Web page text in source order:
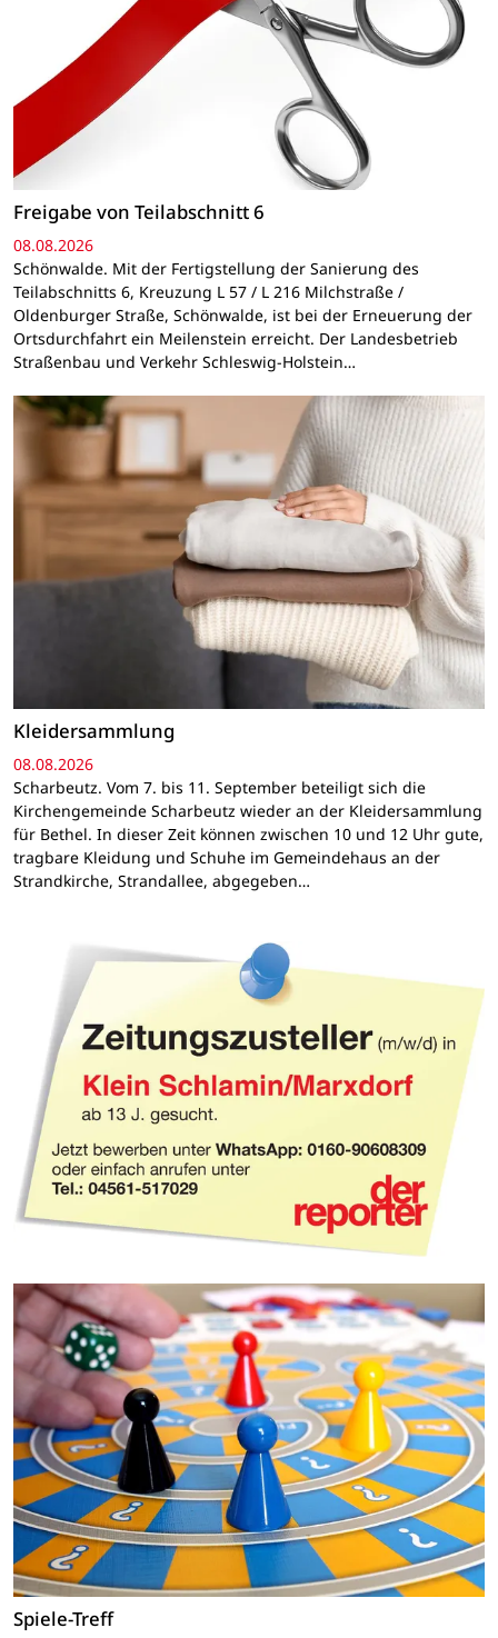
Freigabe von Teilabschnitt 6
08.08.2026
Schönwalde. Mit der Fertigstellung der Sanierung des
Teilabschnitts 6, Kreuzung L 57 / L 216 Milchstraße /
Oldenburger Straße, Schönwalde, ist bei der Erneuerung der
Ortsdurchfahrt ein Meilenstein erreicht. Der Landesbetrieb
Straßenbau und Verkehr Schleswig-Holstein…
Kleidersammlung
08.08.2026
Scharbeutz. Vom 7. bis 11. September beteiligt sich die
Kirchengemeinde Scharbeutz wieder an der Kleidersammlung
für Bethel. In dieser Zeit können zwischen 10 und 12 Uhr gute,
tragbare Kleidung und Schuhe im Gemeindehaus an der
Strandkirche, Strandallee, abgegeben…
Spiele-Treff